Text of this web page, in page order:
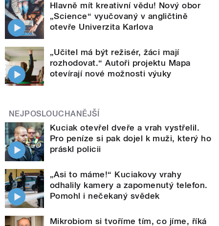
Hlavně mít kreativní vědu! Nový obor
„Science“ vyučovaný v angličtině
otevře Univerzita Karlova
„Učitel má být režisér, žáci mají
rozhodovat.“ Autoři projektu Mapa
otevírají nové možnosti výuky
NEJPOSLOUCHANĚJŠÍ
Kuciak otevřel dveře a vrah vystřelil.
Pro peníze si pak dojel k muži, který ho
práskl policii
„Asi to máme!“ Kuciakovy vrahy
odhalily kamery a zapomenutý telefon.
Pomohl i nečekaný svědek
Mikrobiom si tvoříme tím, co jíme, říká